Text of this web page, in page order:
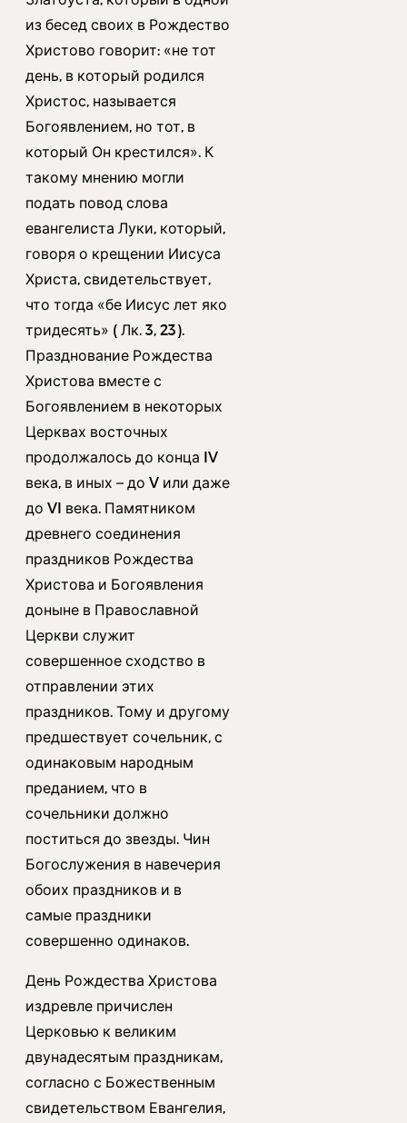
из бесед своих в Рождество
Христово говорит: «не тот
день, в который родился
Христос, называется
Богоявлением, но тот, в
который Он крестился». К
такому мнению могли
подать повод слова
евангелиста Луки, который,
говоря о крещении Иисуса
Христа, свидетельствует,
что тогда «бе Иисус лет яко
тридесять» ( Лк. 3, 23).
Празднование Рождества
Христова вместе с
Богоявлением в некоторых
Церквах восточных
продолжалось до конца IV
века, в иных – до V или даже
до VI века. Памятником
древнего соединения
праздников Рождества
Христова и Богоявления
доныне в Православной
Церкви служит
совершенное сходство в
отправлении этих
праздников. Тому и другому
предшествует сочельник, с
одинаковым народным
преданием, что в
сочельники должно
поститься до звезды. Чин
Богослужения в навечерия
обоих праздников и в
самые праздники
совершенно одинаков.
День Рождества Христова
издревле причислен
Церковью к великим
двунадесятым праздникам,
согласно с Божественным
свидетельством Евангелия,